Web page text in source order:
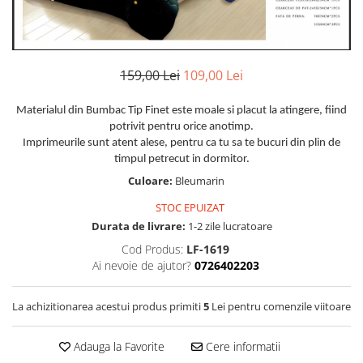
Cearceaf cu elastic
Cearceaf normal
Cearceaf normal
Bumbac Satinat 3D
Cearceaf cu elastic 4 piese
Cearceaf normal 4 piese
Bumbac Tip Damasc
Cearceaf normal 4 piese
Cearceaf cu elastic 4 piese
Cearceaf normal 6 piese
Cearceaf cu elastic 6 piese
Lenjerii De Pat Cocolino
Cearceaf normal 4 piese
Persoana
Bumbac Tip Finet 5D In Relief - 1
Cearceaf cu elastic 4 piese
Cearceaf normal 4 piese
Set Lenjerie + Draperii 1 Persoana
Lenjerii Bumbac 100% - 1 Persoana
Paturi Cocolino Pentru Copii
Huse De Pat Damasc
Huse De Pat Damasc - 140x200cm
Huse De Pat Damasc - 160x200cm
Huse De Pat Damasc - 180x200cm
Cearceaf Pat + Fețe De Pernă
Huse De Pat Catifea / Topper
Huse De Pat Catifea / Topper -
Huse De Pat Catifea / Topper -
Huse De Pat Catifea / Topper -
Huse De Pat Cocolino
Huse De Pat Cocolino Tricotate
Huse De Pat Tricotate 140x200cm
159,00 Lei 109,00 Lei
Materialul din Bumbac Tip Finet este moale si placut la atingere, fiind
potrivit pentru orice anotimp.
Imprimeurile sunt atent alese, pentru ca tu sa te bucuri din plin de
timpul petrecut in dormitor.
Culoare: Bleumarin
STOC EPUIZAT
Durata de livrare: 1-2 zile lucratoare
Cod Produs: LF-1619
Ai nevoie de ajutor? 0726402203
La achizitionarea acestui produs primiti5 Lei pentru comenzile viitoare
Adauga la Favorite Cere informatii